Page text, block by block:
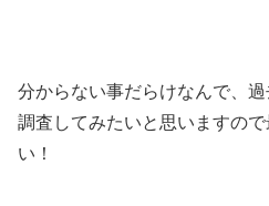
分からない事だらけなんで、
調査してみたいと思いますの
い！